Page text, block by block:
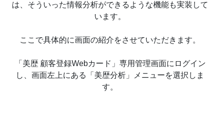
は、そういった情報分析ができるような機能も実装して
います。
ここで具体的に画面の紹介をさせていただきます。
「美歴 顧客登録Webカード」専用管理画面にログイン
し、画面左上にある「美歴分析」メニューを選択しま
す。